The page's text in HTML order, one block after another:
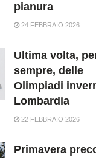
pianura
24 FEBBRAIO 2026
Ultima volta,
sempre, delle
Olimpiadi
Lombardia
22 FEBBRAIO 2026
Primavera